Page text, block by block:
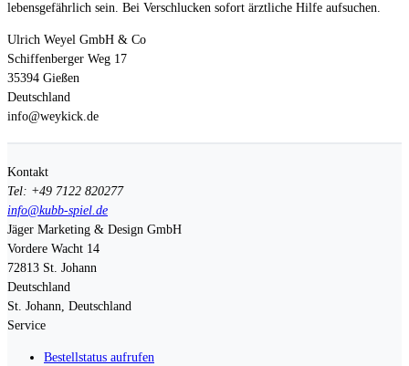
lebensgefährlich sein. Bei Verschlucken sofort ärztliche Hilfe aufsuchen.
Ulrich Weyel GmbH & Co
Schiffenberger Weg 17
35394 Gießen
Deutschland
info@weykick.de
Kontakt
Tel: +49 7122 820277
info@kubb-spiel.de
Jäger Marketing & Design GmbH
Vordere Wacht 14
72813 St. Johann
Deutschland
St. Johann, Deutschland
Service
Bestellstatus aufrufen